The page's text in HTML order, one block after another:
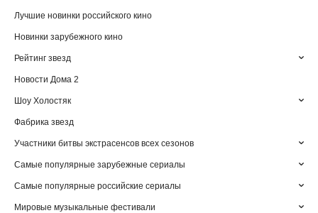
Лучшие новинки российского кино
Новинки зарубежного кино
Рейтинг звезд
Новости Дома 2
Шоу Холостяк
Фабрика звезд
Участники битвы экстрасенсов всех сезонов
Самые популярные зарубежные сериалы
Самые популярные российские сериалы
Мировые музыкальные фестивали